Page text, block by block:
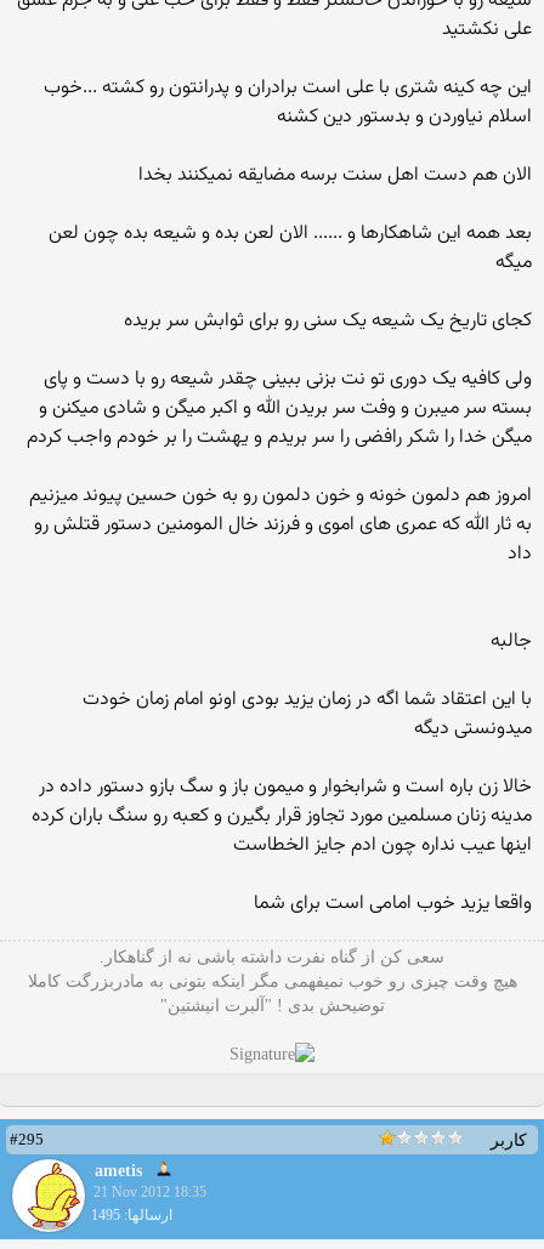
علی نکشتید
این چه کینه شتری با علی است برادران و پدرانتون رو کشته ...خوب
اسلام نیاوردن و بدستور دین کشنه
الان هم دست اهل سنت برسه مضایقه نمیکنند بخدا
بعد همه این شاهکارها و ...... الان لعن بده و شیعه بده چون لعن
میگه
کجای تاریخ یک شیعه یک سنی رو برای ثوابش سر بریده
ولی کافیه یک دوری تو نت بزنی ببینی چقدر شیعه رو با دست و پای
بسته سر میبرن و وفت سر بریدن الله و اکبر میگن و شادی میکنن و
میگن خدا را شکر رافضی را سر بریدم و یهشت را بر خودم واجب کردم
امروز هم دلمون خونه و خون دلمون رو به خون حسین پیوند میزنیم
به ثار الله که عمری های اموی و فرزند خال المومنین دستور قتلش رو
داد
جالبه
با این اعتقاد شما اگه در زمان یزید بودی اونو امام زمان خودت
میدونستی دیگه
خالا زن باره است و شرابخوار و میمون باز و سگ بازو دستور داده در
مدینه زنان مسلمین مورد تجاوز قرار بگیرن و کعبه رو سنگ باران کرده
اینها عیب نداره چون ادم جایز الخطاست
واقعا یزید خوب امامی است برای شما
سعی کن از گناه نفرت داشته باشی نه از گناهکار.
هیچ وقت چیزی رو خوب نمیفهمی مگر اینکه بتونی به مادربزرگت کاملا
توضیحش بدی ! "آلبرت انیشتین"
کاربر
#295
ametis
21 Nov 2012 18:35
ارسالها: 1495